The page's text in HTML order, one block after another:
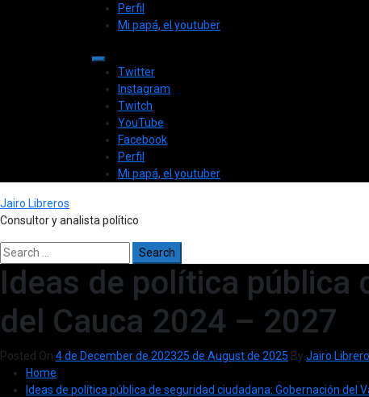
Primary
Menu
Perfil
Mi papá, el youtuber
Twitter
Instagram
Twitch
YouTube
Facebook
Perfil
Mi papá, el youtuber
Jairo Libreros
Consultor y analista político
Search
for:
Ideas de política pública
del Cauca 2024 – 2027
Posted On 4 de December de 202325 de August de 2025 By Jairo
Home
Ideas de política pública de seguridad ciudadana: Gobernación del